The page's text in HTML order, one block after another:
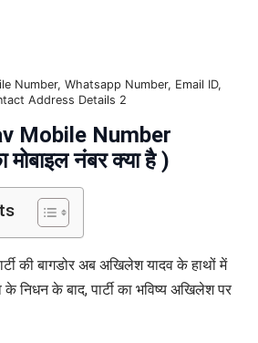
Number, Whatsapp Number, Email ID,
Address Details 2
Mobile Number
नंबर क्या है )
की बागडोर अब अखिलेश यादव के हाथों में
निधन के बाद, पार्टी का भविष्य अखिलेश पर